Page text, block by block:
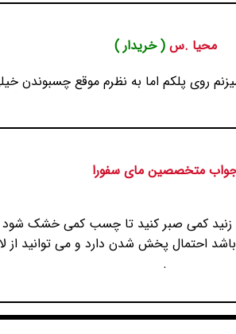
محیا .س( خریدار )
روی پلکم اما به نظرم موقع چسبوندن
متخصصین مای سفورا
زنید کمی صبر کنید تا چسب کمی خشک شود
احتمال پخش شدن دارد و می توانید از
.